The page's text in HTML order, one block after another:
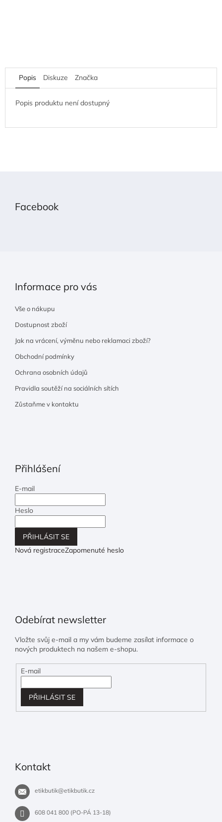
Popis Diskuze Značka
Popis produktu není dostupný
Facebook
Informace pro vás
Vše o nákupu
Dostupnost zboží
Jak na vrácení, výměnu nebo reklamaci zboží?
Obchodní podmínky
Ochrana osobních údajů
Pravidla soutěží na sociálních sítích
Zůstaňme v kontaktu
Přihlášení
E-mail
Heslo
PŘIHLÁSIT SE
Nová registraceZapomenuté heslo
Odebírat newsletter
Vložte svůj e-mail a my vám budeme zasílat informace o
nových produktech na našem e-shopu.
E-mail
PŘIHLÁSIT SE
Kontakt
etikbutik@etikbutik.cz
608 041 800 (PO-PÁ 13-18)